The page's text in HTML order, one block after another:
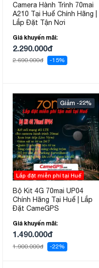
Camera Hành Trình 70mai
A210 Tại Huế Chính Hãng |
Lắp Đặt Tận Nơi
Giá khuyến mãi:
2.290.000đ
2.690.000đ -15%
-22%
Lắp đặt miễn phí tại Huế
Bộ Kit 4G 70mai UP04
Chính Hãng Tại Huế | Lắp
Đặt CameGPS
Giá khuyến mãi:
1.490.000đ
1.900.000đ -22%